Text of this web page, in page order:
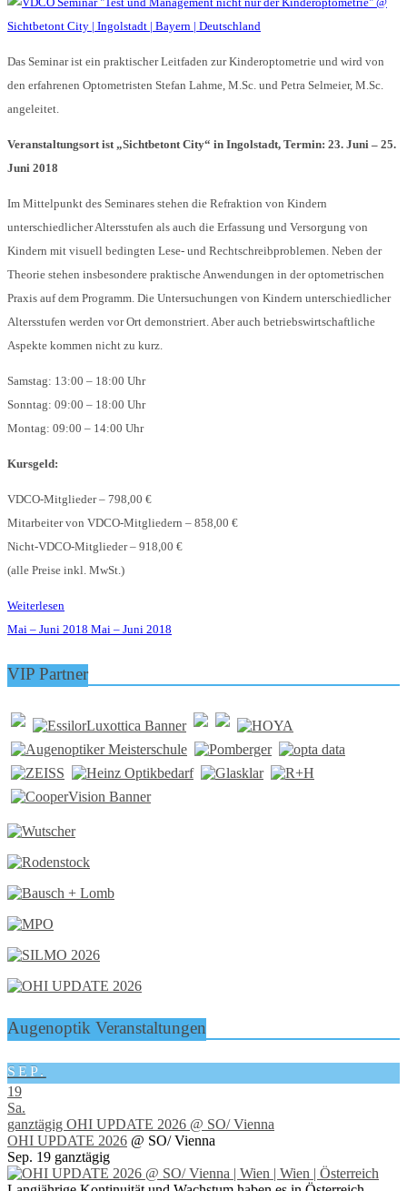
Das Seminar ist ein praktischer Leitfaden zur Kinderoptometrie und wird von
den erfahrenen Optometristen Stefan Lahme, M.Sc. und Petra Selmeier, M.Sc.
angeleitet.
Veranstaltungsort ist „Sichtbetont City“ in Ingolstadt, Termin: 23. Juni – 25.
Juni 2018
Im Mittelpunkt des Seminares stehen die Refraktion von Kindern
unterschiedlicher Altersstufen als auch die Erfassung und Versorgung von
Kindern mit visuell bedingten Lese- und Rechtschreibproblemen. Neben der
Theorie stehen insbesondere praktische Anwendungen in der optometrischen
Praxis auf dem Programm. Die Untersuchungen von Kindern unterschiedlicher
Altersstufen werden vor Ort demonstriert. Aber auch betriebswirtschaftliche
Aspekte kommen nicht zu kurz.
Samstag: 13:00 – 18:00 Uhr
Sonntag: 09:00 – 18:00 Uhr
Montag: 09:00 – 14:00 Uhr
Kursgeld:
VDCO-Mitglieder – 798,00 €
Mitarbeiter von VDCO-Mitgliedern – 858,00 €
Nicht-VDCO-Mitglieder – 918,00 €
(alle Preise inkl. MwSt.)
Weiterlesen
Mai – Juni 2018 Mai – Juni 2018
VIP Partner
Augenoptik Veranstaltungen
SEP.
19
Sa.
ganztägig OHI UPDATE 2026 @ SO/ Vienna
OHI UPDATE 2026 @ SO/ Vienna
Sep. 19 ganztägig